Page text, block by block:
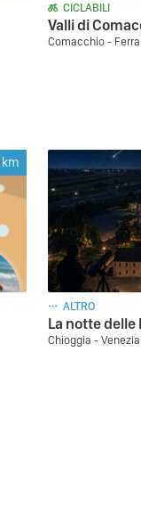
CICLABILI
Valli di
Comacchio -
km
ALTRO
La notte delle
Chioggia - Venezia